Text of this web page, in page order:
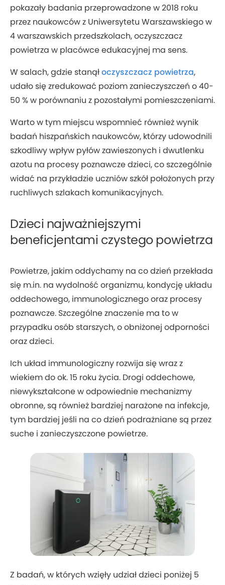
pokazały badania przeprowadzone w 2018 roku
przez naukowców z Uniwersytetu Warszawskiego w
4 warszawskich przedszkolach, oczyszczacz
powietrza w placówce edukacyjnej ma sens.
W salach, gdzie stanąłoczyszczacz powietrza,
udało się zredukować poziom zanieczyszczeń o 40-
50 % w porównaniu z pozostałymi pomieszczeniami.
Warto w tym miejscu wspomnieć również wynik
badań hiszpańskich naukowców, którzy udowodnili
szkodliwy wpływ pyłów zawieszonych i dwutlenku
azotu na procesy poznawcze dzieci, co szczególnie
widać na przykładzie uczniów szkół położonych przy
ruchliwych szlakach komunikacyjnych.
Dzieci najważniejszymi
beneficjentami czystego powietrza
Powietrze, jakim oddychamy na co dzień przekłada
się m.in. na wydolność organizmu, kondycję układu
oddechowego, immunologicznego oraz procesy
poznawcze. Szczególne znaczenie ma to w
przypadku osób starszych, o obniżonej odporności
oraz dzieci.
Ich układ immunologiczny rozwija się wraz z
wiekiem do ok. 15 roku życia. Drogi oddechowe,
niewykształcone w odpowiednie mechanizmy
obronne, są również bardziej narażone na infekcje,
tym bardziej jeśli na co dzień podrażniane są przez
suche i zanieczyszczone powietrze.
Z badań, w których wzięły udział dzieci poniżej 5